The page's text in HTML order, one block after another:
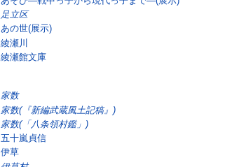
足立区
あの世(展示)
綾瀬川
綾瀬館文庫
家数
家数(『新編武蔵風土記稿』)
家数(「八条領村鑑」)
五十嵐貞信
伊草